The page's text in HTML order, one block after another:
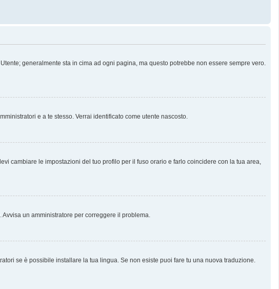
generalmente sta in cima ad ogni pagina, ma questo potrebbe non essere sempre vero.
e a te stesso. Verrai identificato come utente nascosto.
cambiare le impostazioni del tuo profilo per il fuso orario e farlo coincidere con la tua area,
Avvisa un amministratore per correggere il problema.
se è possibile installare la tua lingua. Se non esiste puoi fare tu una nuova traduzione.